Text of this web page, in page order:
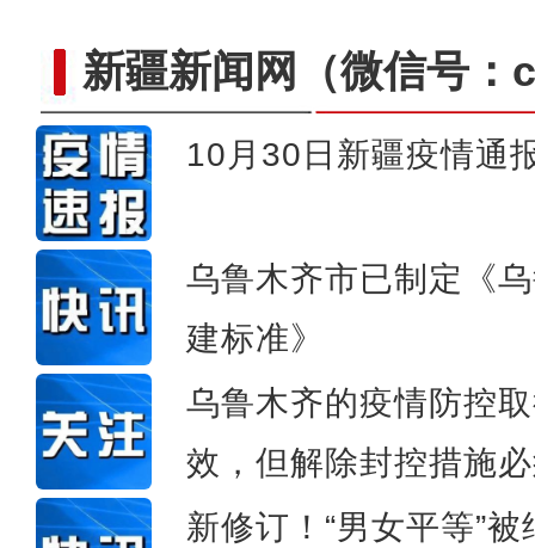
新疆新闻网 （微信号
10月30日新疆疫情通
乌鲁木齐市已制定《
建标准》
乌鲁木齐的疫情防控
效，但解除封控措施
新修订！“男女平等”